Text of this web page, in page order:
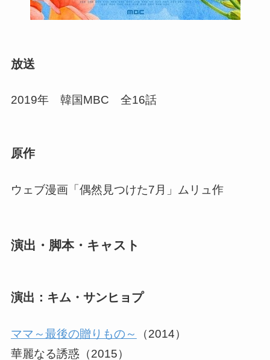
放送
2019年 韓国MBC 全16話
原作
ウェブ漫画「偶然見つけた7月」ムリュ作
演出・脚本・キャスト
演出：キム・サンヒョプ
ママ～最後の贈りもの～
（2014）
華麗なる誘惑（2015）